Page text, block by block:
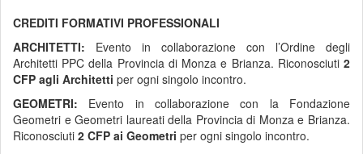
CREDITI FORMATIVI PROFESSIONALI
ARCHITETTI: Evento in collaborazione con l’Ordine degli
Architetti PPC della Provincia di Monza e Brianza. Riconosciuti 2
CFP agli Architetti per ogni singolo incontro.
GEOMETRI: Evento in collaborazione con la Fondazione
Geometri e Geometri laureati della Provincia di Monza e Brianza.
Riconosciuti 2 CFP ai Geometri per ogni singolo incontro.